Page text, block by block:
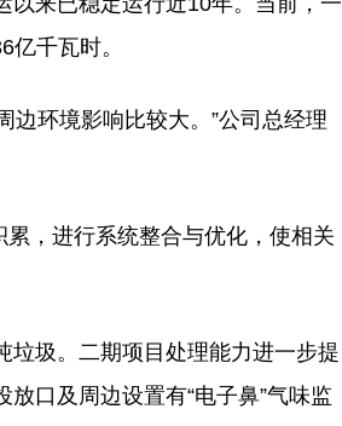
千瓦时。
边环境影响比较大。”公司总经理
，进行系统整合与优化，使相关
垃圾。二期项目处理能力进一步提
口及周边设置有“电子鼻”气味监